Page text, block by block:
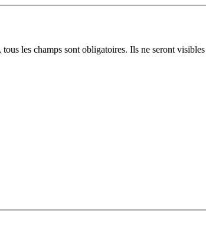
les champs sont obligatoires. Ils ne seront